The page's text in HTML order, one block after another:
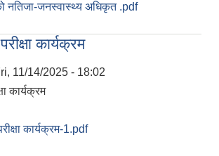
नतिजा-जनस्वास्थ्य अधिकृत .pdf
कार्यक्रम
11/14/2025 - 18:02
कार्यक्रम
कार्यक्रम-1.pdf